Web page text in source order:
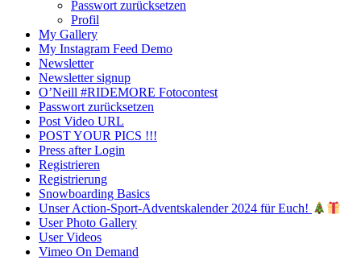
Passwort zurücksetzen
Profil
My Gallery
My Instagram Feed Demo
Newsletter
Newsletter signup
O’Neill #RIDEMORE Fotocontest
Passwort zurücksetzen
Post Video URL
POST YOUR PICS !!!
Press after Login
Registrieren
Registrierung
Snowboarding Basics
Unser Action-Sport-Adventskalender 2024 für Euch!
User Photo Gallery
User Videos
Vimeo On Demand